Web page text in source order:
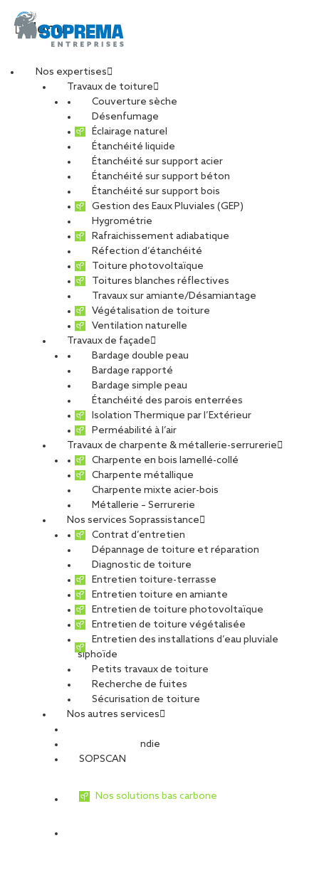
Menu
Nos expertises
Travaux de toiture
Couverture sèche
Désenfumage
Éclairage naturel
Étanchéité liquide
Étanchéité sur support acier
Étanchéité sur support béton
Étanchéité sur support bois
Gestion des Eaux Pluviales (GEP)
Hygrométrie
Rafraichissement adiabatique
Réfection d’étanchéité
Toiture photovoltaïque
Toitures blanches réflectives
Travaux sur amiante/Désamiantage
Végétalisation de toiture
Ventilation naturelle
Travaux de façade
Bardage double peau
Bardage rapporté
Bardage simple peau
Étanchéité des parois enterrées
Isolation Thermique par l’Extérieur
Perméabilité à l’air
Travaux de charpente & métallerie-serrurerie
Charpente en bois lamellé-collé
Charpente métallique
Charpente mixte acier-bois
Métallerie – Serrurerie
Nos services Soprassistance
Contrat d’entretien
Dépannage de toiture et réparation
Diagnostic de toiture
Entretien toiture-terrasse
Entretien toiture en amiante
Entretien de toiture photovoltaïque
Entretien de toiture végétalisée
Entretien des installations d’eau pluviale
siphoïde
Petits travaux de toiture
Recherche de fuites
Sécurisation de toiture
Nos autres services
Sécurité Incendie
SOPSCAN
Nos solutions bas carbone
Un poste à
responsabilités, avec
de belles perspectives
d’évolutions
PARTAGER
04 juillet 2022